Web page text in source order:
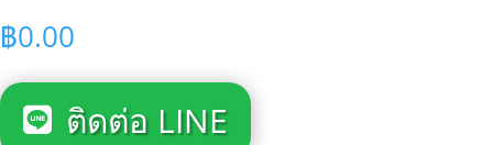
฿0.00
ติดต่อ LINE